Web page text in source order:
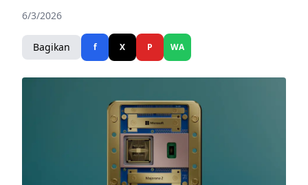
6/3/2026
Bagikan f X P WA